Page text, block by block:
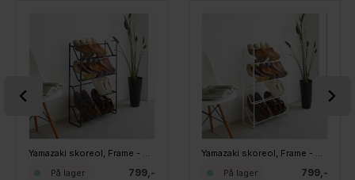
Yamazaki skoreol, Frame - Sort
799,-
På lager
Yamazaki skoreol, Frame - Hvid
799,-
På lager